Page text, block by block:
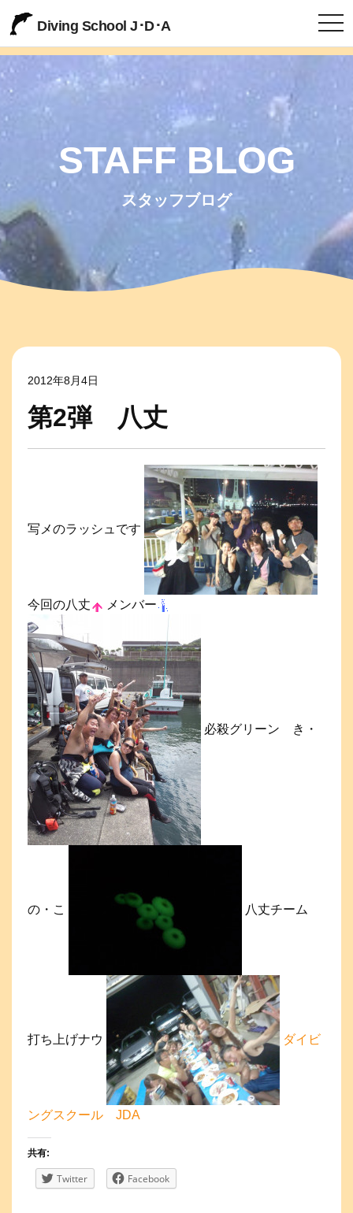
Diving School J･D･A
STAFF BLOG
スタッフブログ
2012年8月4日
第2弾 八丈
写メのラッシュです
今回の八丈 メンバー
必殺グリーン き・
の・こ 八丈チーム
打ち上げナウ ダイビ
ングスクール JDA
共有:
Twitter Facebook